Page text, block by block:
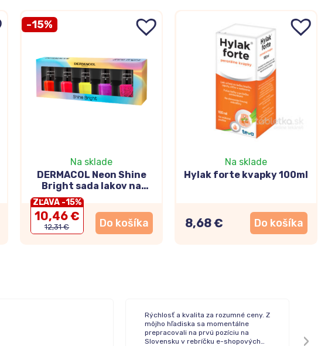
-15%
Na sklade
DERMACOL Neon Shine
Bright sada lakov na
nechty 5x5ml
ZĽAVA -15%
10,46 €
12,31 € Do košíka
Na sklade
Hylak forte kvapky 100ml
8,68 € Do košíka
Rýchlosť a kvalita za rozumné ceny. Z
môjho hľadiska sa momentálne
prepracovali na prvú pozíciu na
Slovensku v rebríčku e-shopových